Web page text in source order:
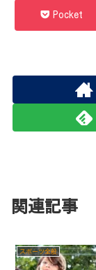
Pocket
関連記事
スポーツ全般